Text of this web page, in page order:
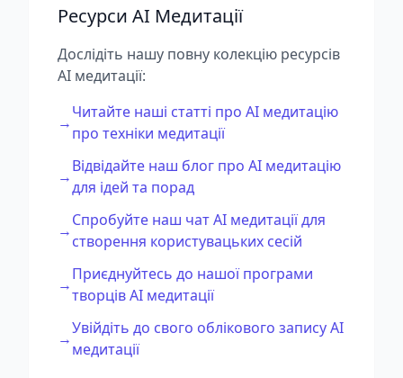
Ресурси AI Медитації
Дослідіть нашу повну колекцію ресурсів
AI медитації:
→
Читайте наші статті про AI медитацію
про техніки медитації
→
Відвідайте наш блог про AI медитацію
для ідей та порад
→
Спробуйте наш чат AI медитації для
створення користувацьких сесій
→
Приєднуйтесь до нашої програми
творців AI медитації
→
Увійдіть до свого облікового запису AI
медитації